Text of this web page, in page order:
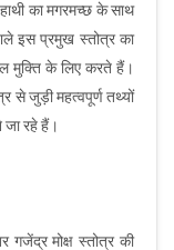
का मगरमच्छ के साथ
इस प्रमुख स्तोत्र का
मुक्ति के लिए करते हैं।
से जुड़ी महत्वपूर्ण तथ्यों
जा रहे हैं।
मोक्ष स्तोत्र की